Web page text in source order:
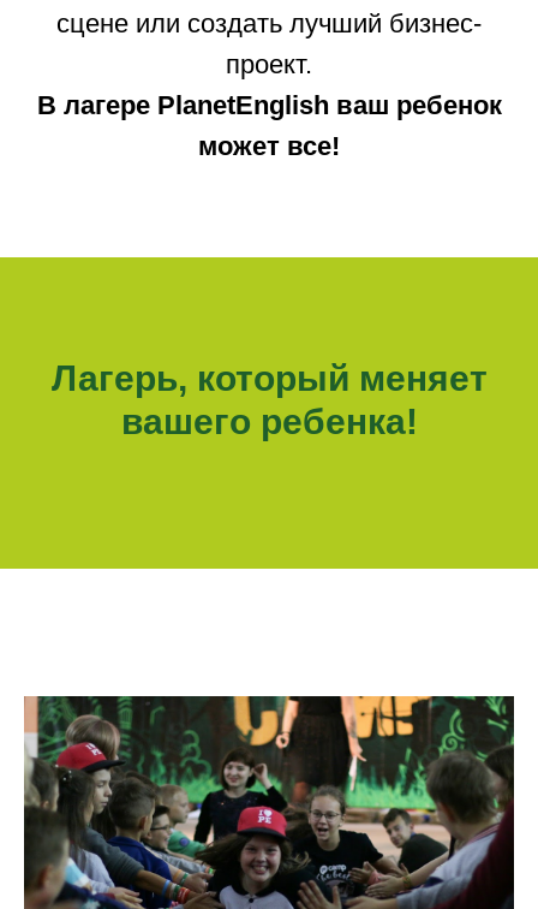
сцене или создать лучший бизнес-
проект.
В лагере PlanetEnglish ваш ребенок
может все!
Лагерь, который меняет
вашего ребенка!